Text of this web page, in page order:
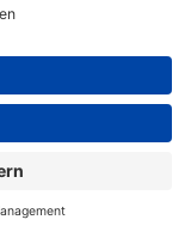
it-branche,
tägl…